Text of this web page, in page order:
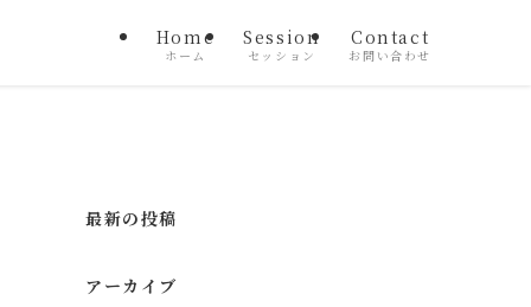
Home
ホーム
Session
セッション
Contact
お問い合わせ
最新の投稿
アーカイブ